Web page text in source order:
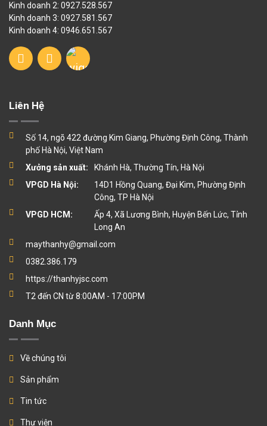
Kinh doanh 2: 0927.528.567
Kinh doanh 3: 0927.581.567
Kinh doanh 4: 0946.651.567
Liên Hệ
Số 14, ngõ 422 đường Kim Giang, Phường Định Công, Thành
phố Hà Nội, Việt Nam
Xưởng sản xuất:
Khánh Hà, Thường Tín, Hà Nội
VPGD Hà Nội:
14D1 Hồng Quang, Đại Kim, Phường Định
Công, TP Hà Nội
VPGD HCM:
Ấp 4, Xã Lương Bình, Huyện Bến Lức, Tỉnh
Long An
maythanhy@gmail.com
0382.386.179
https://thanhyjsc.com
T2 đến CN từ 8:00AM - 17:00PM
Danh Mục
Về chúng tôi
Sản phẩm
Tin tức
Thư viện